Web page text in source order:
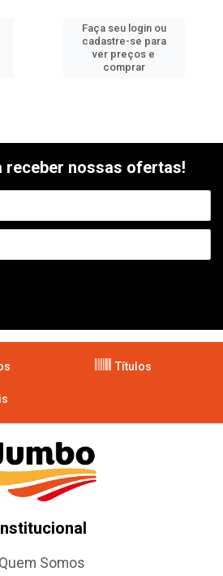
Faça seu login ou
cadastre-se para
ver preços e
comprar
receber nossas ofertas!
Títulos
Quem Somos